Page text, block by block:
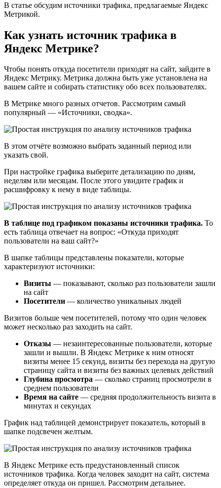
В статье обсудим источники трафика, предлагаемые Яндекс
Метрикой.
Как узнать источник трафика в
Яндекс Метрике?
Чтобы понять откуда посетители приходят на сайт, зайдите в
Яндекс Метрику. Метрика должна быть уже установлена на
вашем сайте и собирать статистику обо всех пользователях.
В Метрике много разных отчетов. Рассмотрим самый
популярный — «Источники, сводка».
В этом отчёте возможно выбрать заданный период или
указать свой.
При настройке графика выберите детализацию по дням,
неделям или месяцам. После этого увидите график и
расшифровку к нему в виде таблицы.
В таблице под графиком показаны источники трафика. То
есть таблица отвечает на вопрос: «Откуда приходят
пользователи на ваш сайт?»
В шапке таблицы представлены показатели, которые
характеризуют источники:
Визиты — показывают, сколько раз пользователи зашли
на сайт
Посетители — количество уникальных людей
Визитов больше чем посетителей, потому что один человек
может несколько раз заходить на сайт.
Отказы — незаинтересованные пользователи, которые
зашли и вышли. В Яндекс Метрике к ним относят
визиты менее 15 секунд, визиты без перехода на другую
страницу сайта и визиты без важных целевых действий
Глубина просмотра — сколько страниц просмотрели в
среднем пользователи
Время на сайте — средняя продолжительность визита в
минутах и секундах
График над таблицей демонстрирует показатель, который в
шапке подсвечен желтым.
В Яндекс Метрике есть предустановленный список
источников трафика. Когда человек заходит на сайт, система
определяет откуда он пришел. Рассмотрим детальнее.